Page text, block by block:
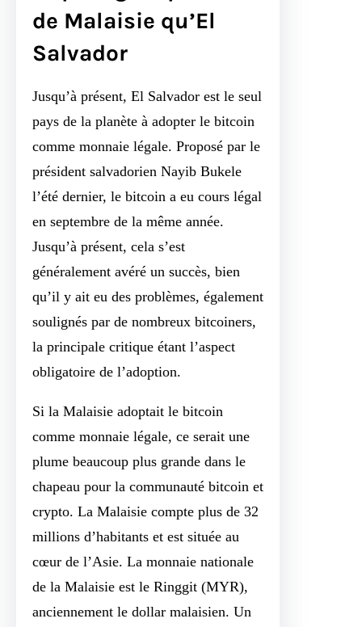
de Malaisie qu’El
Salvador
Jusqu’à présent, El Salvador est le seul
pays de la planète à adopter le bitcoin
comme monnaie légale. Proposé par le
président salvadorien Nayib Bukele
l’été dernier, le bitcoin a eu cours légal
en septembre de la même année.
Jusqu’à présent, cela s’est
généralement avéré un succès, bien
qu’il y ait eu des problèmes, également
soulignés par de nombreux bitcoiners,
la principale critique étant l’aspect
obligatoire de l’adoption.
Si la Malaisie adoptait le bitcoin
comme monnaie légale, ce serait une
plume beaucoup plus grande dans le
chapeau pour la communauté bitcoin et
crypto. La Malaisie compte plus de 32
millions d’habitants et est située au
cœur de l’Asie. La monnaie nationale
de la Malaisie est le Ringgit (MYR),
anciennement le dollar malaisien. Un